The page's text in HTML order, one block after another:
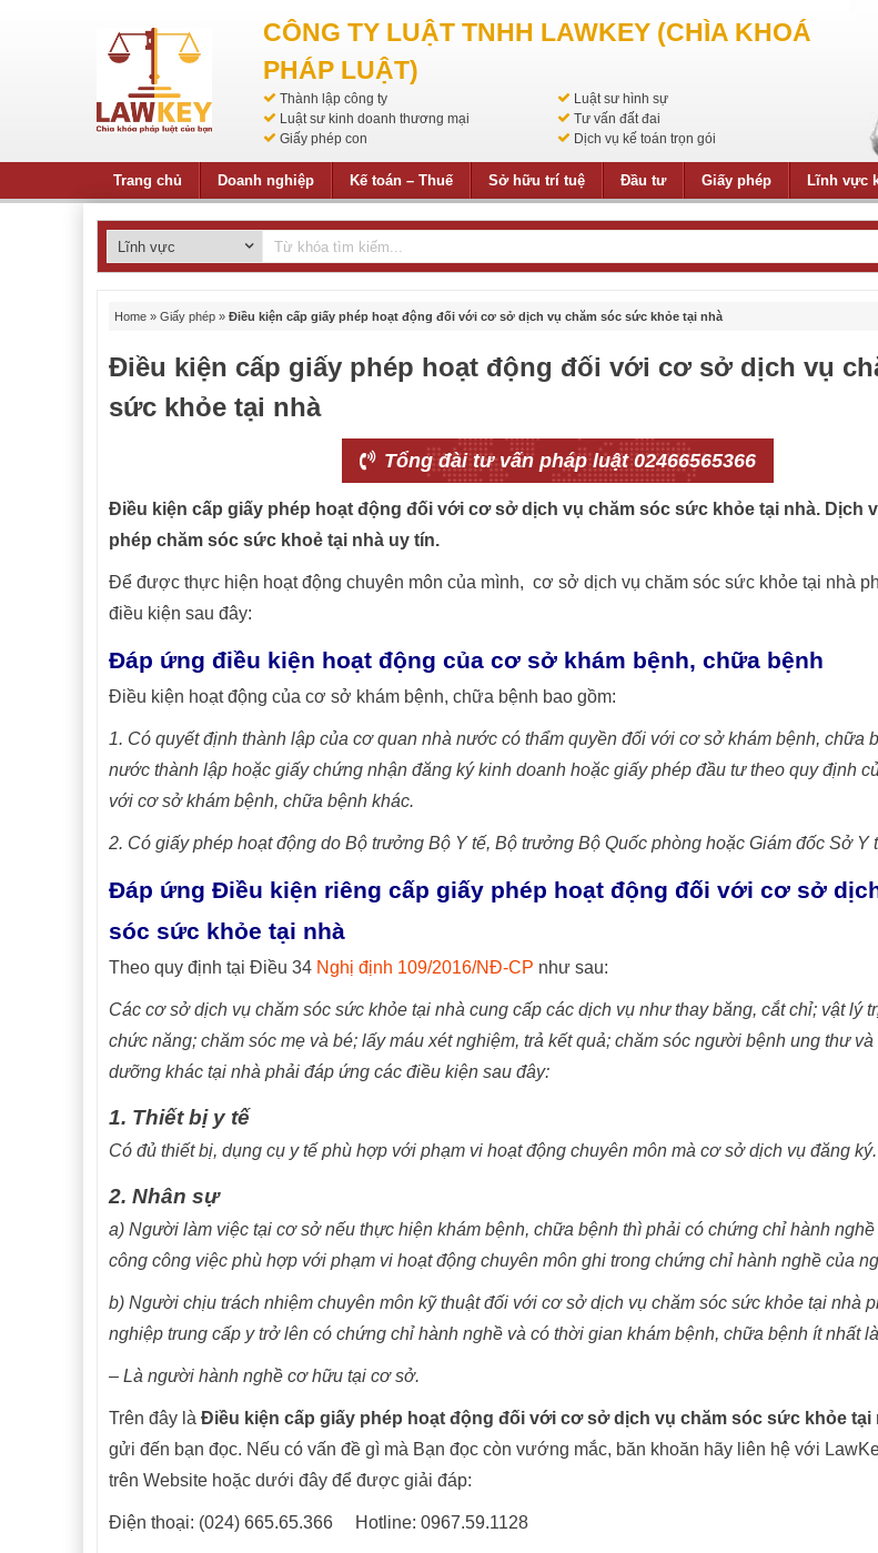
CÔNG TY LUẬT TNHH LAWKEY (CHÌA KHOÁ
PHÁP LUẬT)
Thành lập công ty
Luật sư hình sự
Luật sư kinh doanh thương mại
Tư vấn đất đai
Giấy phép con
Dịch vụ kế toán trọn gói
Trang chủ Doanh nghiệp Kế toán – Thuế Sở hữu trí tuệ Đầu tư Giấy phép Lĩnh vực
Home » Giấy phép » Điều kiện cấp giấy phép hoạt động đối với cơ sở dịch vụ chăm sóc sức khỏe tại nhà
Điều kiện cấp giấy phép hoạt động đối với cơ sở dịch vụ
sức khỏe tại nhà
Tổng đài tư vấn pháp luật 02466565366
Điều kiện cấp giấy phép hoạt động đối với cơ sở dịch vụ chăm sóc sức khỏe tại nhà. Dịch
phép chăm sóc sức khoẻ tại nhà uy tín.
Để được thực hiện hoạt động chuyên môn của mình, cơ sở dịch vụ chăm sóc sức khỏe tại nhà
điều kiện sau đây:
Đáp ứng điều kiện hoạt động của cơ sở khám bệnh, chữa bệnh
Điều kiện hoạt động của cơ sở khám bệnh, chữa bệnh bao gồm:
1. Có quyết định thành lập của cơ quan nhà nước có thẩm quyền đối với cơ sở khám bệnh, chữa
nước thành lập hoặc giấy chứng nhận đăng ký kinh doanh hoặc giấy phép đầu tư theo quy định
với cơ sở khám bệnh, chữa bệnh khác.
2. Có giấy phép hoạt động do Bộ trưởng Bộ Y tế, Bộ trưởng Bộ Quốc phòng hoặc Giám đốc Sở Y
Đáp ứng Điều kiện riêng cấp giấy phép hoạt động đối với cơ sở
sóc sức khỏe tại nhà
Theo quy định tại Điều 34 Nghị định 109/2016/NĐ-CP như sau:
Các cơ sở dịch vụ chăm sóc sức khỏe tại nhà cung cấp các dịch vụ như thay băng, cắt chỉ; vật lý
chức năng; chăm sóc mẹ và bé; lấy máu xét nghiệm, trả kết quả; chăm sóc người bệnh ung thư
dưỡng khác tại nhà phải đáp ứng các điều kiện sau đây:
1. Thiết bị y tế
Có đủ thiết bị, dụng cụ y tế phù hợp với phạm vi hoạt động chuyên môn mà cơ sở dịch vụ đăng ký.
2. Nhân sự
a) Người làm việc tại cơ sở nếu thực hiện khám bệnh, chữa bệnh thì phải có chứng chỉ hành
công công việc phù hợp với phạm vi hoạt động chuyên môn ghi trong chứng chỉ hành nghề của
b) Người chịu trách nhiệm chuyên môn kỹ thuật đối với cơ sở dịch vụ chăm sóc sức khỏe tại nhà
nghiệp trung cấp y trở lên có chứng chỉ hành nghề và có thời gian khám bệnh, chữa bệnh ít nhất
– Là người hành nghề cơ hữu tại cơ sở.
Trên đây là Điều kiện cấp giấy phép hoạt động đối với cơ sở dịch vụ chăm sóc sức khỏe tại
gửi đến bạn đọc. Nếu có vấn đề gì mà Bạn đọc còn vướng mắc, băn khoăn hãy liên hệ với
trên Website hoặc dưới đây để được giải đáp:
Điện thoại: (024) 665.65.366 Hotline: 0967.59.1128